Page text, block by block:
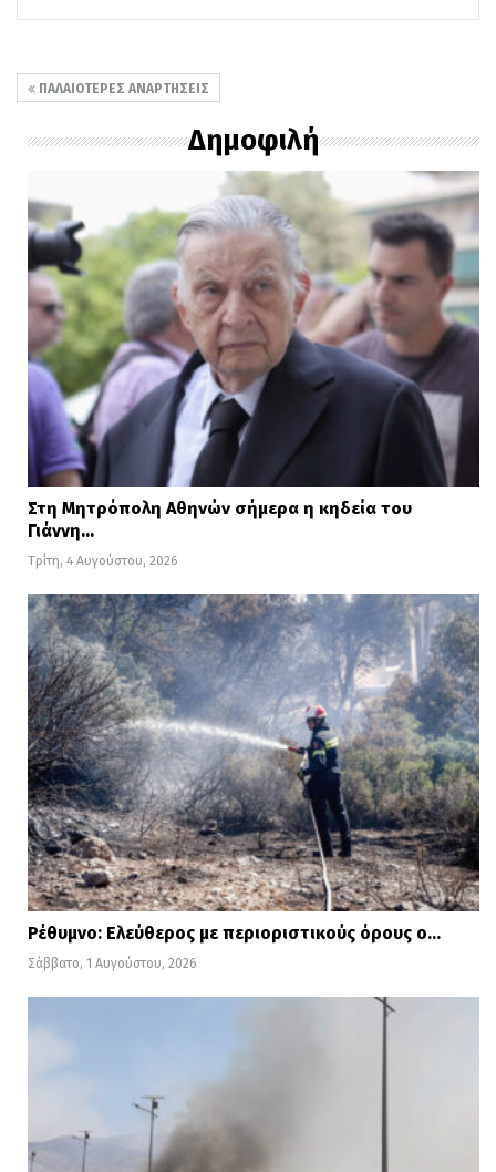
ΠΑΛΑΙΌΤΕΡΕΣ ΑΝΑΡΤΉΣΕΙΣ
Δημοφιλή
Στη Μητρόπολη Αθηνών σήμερα η κηδεία του
Γιάννη…
Τρίτη, 4 Αυγούστου, 2026
Ρέθυμνο: Ελεύθερος με περιοριστικούς όρους ο…
Σάββατο, 1 Αυγούστου, 2026